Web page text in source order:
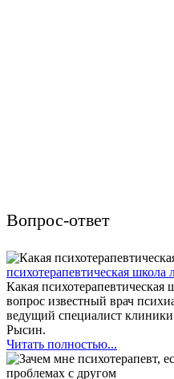
Вопрос-ответ
психотерапевтическая школа
Какая психотерапевтическая
вопрос известный врач
ведущий специалист
Рысин.
Читать полностью...